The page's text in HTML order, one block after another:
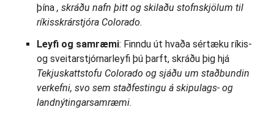
þína , skráðu nafn þitt og skilaðu stofnskjölum til
ríkisskrárstjóra Colorado.
Leyfi og samræmi: Finndu út hvaða sértæku ríkis-
og sveitarstjórnarleyfi þú þarft, skráðu þig hjá
Tekjuskattstofu Colorado og sjáðu um staðbundin
verkefni, svo sem staðfestingu á skipulags- og
landnýtingarsamræmi.